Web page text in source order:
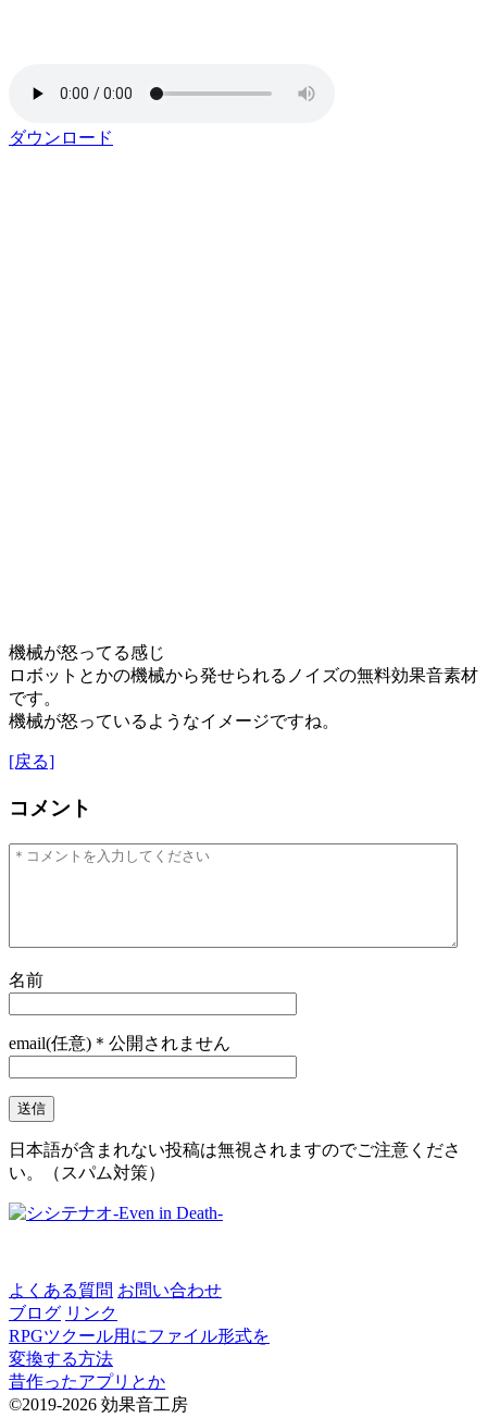
ダウンロード
機械が怒ってる感じ
ロボットとかの機械から発せられるノイズの無料効果音素材
です。
機械が怒っているようなイメージですね。
[戻る]
コメント
名前
email(任意)＊公開されません
日本語が含まれない投稿は無視されますのでご注意くださ
い。（スパム対策）
よくある質問 お問い合わせ
ブログ リンク
RPGツクール用にファイル形式を
変換する方法
昔作ったアプリとか
©2019-2026 効果音工房